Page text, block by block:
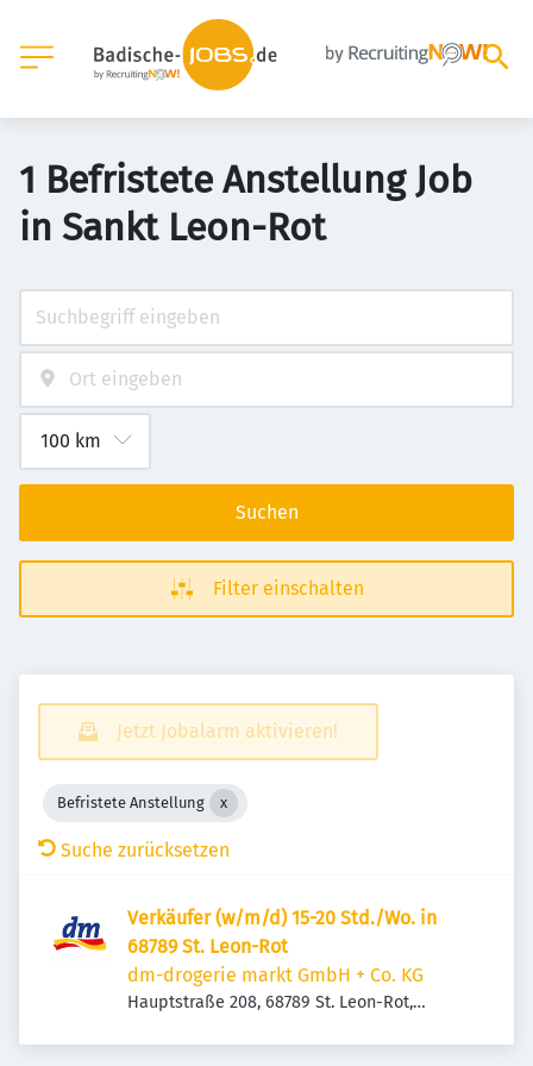
1 Befristete Anstellung Job
in Sankt Leon-Rot
Suchen
Filter einschalten
Jetzt Jobalarm aktivieren!
Befristete Anstellung
Suche zurücksetzen
Verkäufer (w/m/d) 15-20 Std./Wo. in
68789 St. Leon-Rot
dm-drogerie markt GmbH + Co. KG
Hauptstraße 208, 68789 St. Leon-Rot,